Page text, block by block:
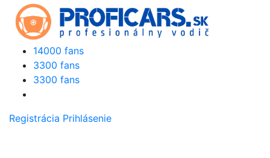
14000 fans
3300 fans
3300 fans
Registrácia Prihlásenie